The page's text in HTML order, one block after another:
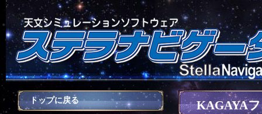
KAGAYA
トップに戻る